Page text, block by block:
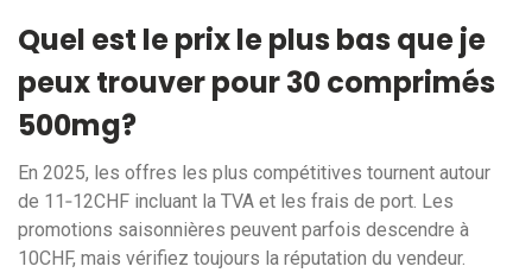
Quel est le prix le plus bas que je
peux trouver pour 30 comprimés
500mg?
En 2025, les offres les plus compétitives tournent autour
de 11‑12CHF incluant la TVA et les frais de port. Les
promotions saisonnières peuvent parfois descendre à
10CHF, mais vérifiez toujours la réputation du vendeur.